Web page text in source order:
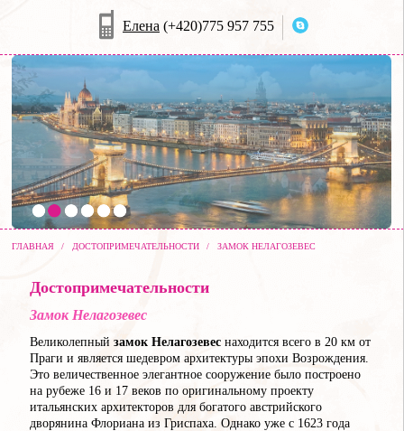
Елена (+420)775 957 755
ГЛАВНАЯ / ДОСТОПРИМЕЧАТЕЛЬНОСТИ / ЗАМОК НЕЛАГОЗЕВЕС
Достопримечательности
Замок Нелагозевес
Великолепныйзамок Нелагозевес находится всего в 20 км от
Праги и является шедевром архитектуры эпохи Возрождения.
Это величественное элегантное сооружение было построено
на рубеже 16 и 17 веков по оригинальному проекту
итальянских архитекторов для богатого австрийского
дворянина Флориана из Гриспаха. Однако уже с 1623 года